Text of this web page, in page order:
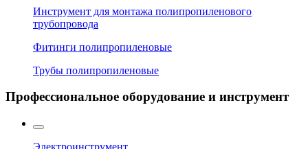
Инструмент для монтажа полипропиленового
трубопровода
Фитинги полипропиленовые
Трубы полипропиленовые
Профессиональное оборудование и инструмент
Электроинструмент